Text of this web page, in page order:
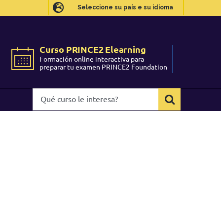
Seleccione su país e su idioma
Curso PRINCE2 Elearning
Formación online interactiva para
preparar tu examen PRINCE2 Foundation
curso
Seleccione su país e su idioma
Curso PRINCE2 Elearning
Formación online interactiva para
preparar tu examen PRINCE2 Foundation
curso